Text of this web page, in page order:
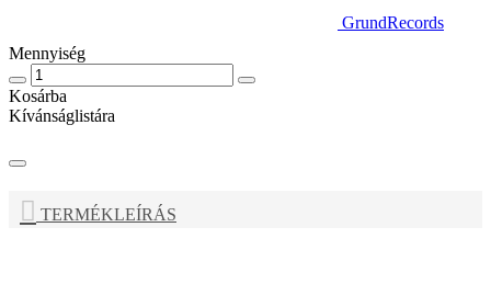
GrundRecords
Mennyiség
Kosárba
Kívánságlistára
TERMÉKLEÍRÁS